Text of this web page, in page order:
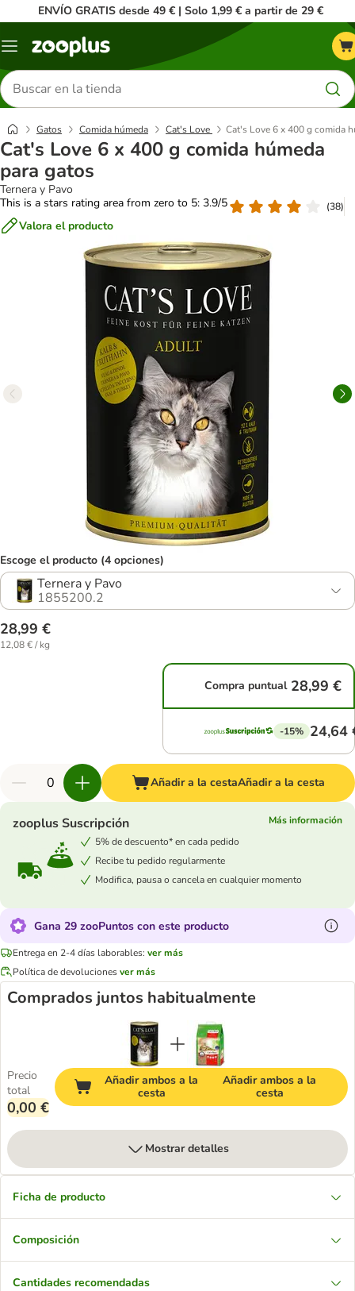
ENVÍO GRATIS desde 49 € | Solo 1,99 € a partir de 29 €
Menú
Buscar
productos
Gatos Comida húmeda Cat's Love Cat's Love 6 x 400 g comida
Cat's Love 6 x 400 g comida húmeda
para gatos
Ternera y Pavo
This is a stars rating area from zero to 5: 3.9/5
(38)
Valora el producto
Escoge el producto (4 opciones)
Ternera y Pavo
1855200.2
28,99 €
12,08 € / kg
Compra puntual 28,99 €
-15% 24,64
Añadir a la cestaAñadir a la cesta
zooplus Suscripción
Más información
5% de descuento* en cada pedido
Recibe tu pedido regularmente
Modifica, pausa o cancela en cualquier momento
Gana 29 zooPuntos con este producto
Entrega en 2-4 días laborables: ver más
Política de devolucionesver más
Comprados juntos habitualmente
Precio
total
0,00 €
Añadir ambos a la
cesta
Añadir ambos a la
cesta
Mostrar detalles
Ficha de producto
Composición
Cantidades recomendadas